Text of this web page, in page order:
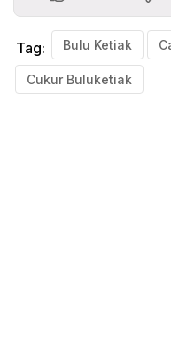
Tag: Bulu Ketiak
Cukur Buluketiak